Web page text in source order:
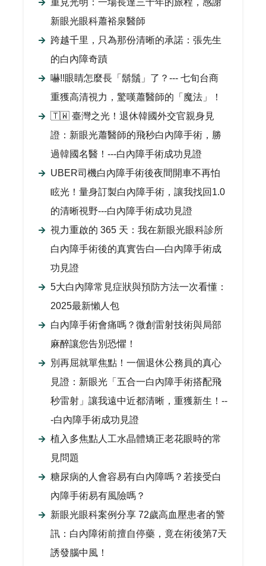
重見光明：一場長達三十年的旅程，感謝
新眼光眼科蕭裕泉醫師
跨越千里，只為那份清晰的承諾：張先生
的白內障奇蹟
嚇!!眼睛怎麼長「鬍鬚」了？--- 七旬台商
重獲高清視力，驚嘆蕭醫師的「魔法」！
🇹🇼 臺灣之光！退休韓國外交官親身見
證：新眼光蕭醫師的飛秒白內障手術，勝
過韓國名醫！---白內障手術成功見證
UBER司機白內障手術後夜間開車不再怕
眩光！量身訂製白內障手術，讓我找回1.0
的清晰視野---白內障手術成功見證
視力重啟的 365 天：我在新眼光眼科診所
白內障手術後的真實告白—白內障手術成
功見證
5大白內障常見症狀與預防方法一次看懂：
2025最新懶人包
白內障手術會痛嗎？微創雷射技術與局部
麻醉讓您告別恐懼！
別再屈就單焦點！一個退休公務員的真心
見證：新眼光「五合一白內障手術搭配飛
秒雷射」讓我遠中近都清晰，重獲新生！--
-白內障手術成功見證
植入多焦點人工水晶體矯正老花眼時的常
見問題
糖尿病的人會容易有白內障嗎？若接受白
內障手術易有風險嗎？
新眼光眼科案例分享 72歲高血壓患者的警
訊：白內障術前擅自停藥，竟在術後第7天
誘發腦中風！